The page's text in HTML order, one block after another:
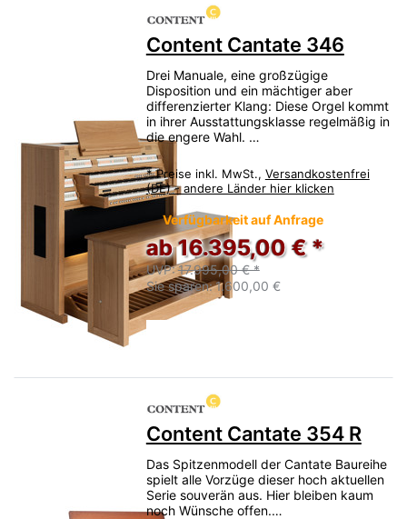
Content Cantate 346
Drei Manuale, eine großzügige
Disposition und ein mächtiger aber
differenzierter Klang: Diese Orgel kommt
in ihrer Ausstattungsklasse regelmäßig in
die engere Wahl. …
* Preise inkl. MwSt., Versandkostenfrei
(DE) - andere Länder hier klicken
Verfügbarkeit auf Anfrage
ab 16.395,00 € *
UVP:17.995,00 € *
Sie sparen:1.600,00 €
Content Cantate 354 R
Das Spitzenmodell der Cantate Baureihe
spielt alle Vorzüge dieser hoch aktuellen
Serie souverän aus. Hier bleiben kaum
noch Wünsche offen.…